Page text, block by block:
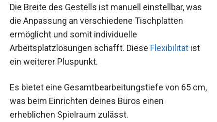
Die Breite des Gestells ist manuell einstellbar, was
die Anpassung an verschiedene Tischplatten
ermöglicht und somit individuelle
Arbeitsplatzlösungen schafft. Diese Flexibilität ist
ein weiterer Pluspunkt.
Es bietet eine Gesamtbearbeitungstiefe von 65 cm,
was beim Einrichten deines Büros einen
erheblichen Spielraum zulässt.